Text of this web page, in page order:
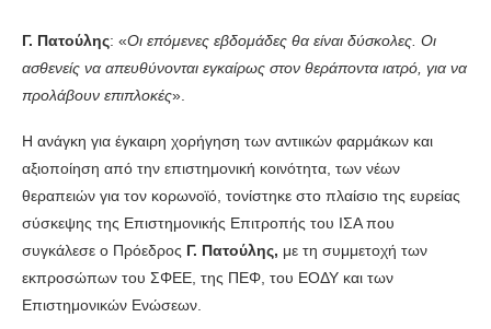
Γ. Πατούλης: «Οι επόμενες εβδομάδες θα είναι δύσκολες. Οι
ασθενείς να απευθύνονται εγκαίρως στον θεράποντα ιατρό, για να
προλάβουν επιπλοκές».
Η ανάγκη για έγκαιρη χορήγηση των αντιικών φαρμάκων και
αξιοποίηση από την επιστημονική κοινότητα, των νέων
θεραπειών για τον κορωνοϊό, τονίστηκε στο πλαίσιο της ευρείας
σύσκεψης της Επιστημονικής Επιτροπής του ΙΣΑ που
συγκάλεσε ο Πρόεδρος Γ. Πατούλης, με τη συμμετοχή των
εκπροσώπων του ΣΦΕΕ, της ΠΕΦ, του ΕΟΔΥ και των
Επιστημονικών Ενώσεων.